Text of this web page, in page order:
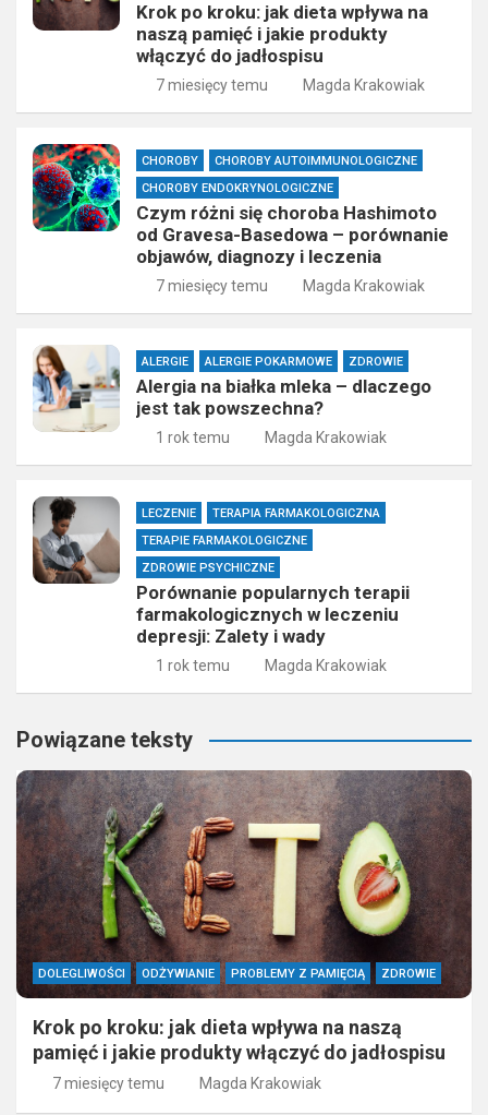
Krok po kroku: jak dieta wpływa na
naszą pamięć i jakie produkty
włączyć do jadłospisu
7 miesięcy temu Magda Krakowiak
CHOROBY
CHOROBY AUTOIMMUNOLOGICZNE
CHOROBY ENDOKRYNOLOGICZNE
Czym różni się choroba Hashimoto
od Gravesa-Basedowa – porównanie
objawów, diagnozy i leczenia
7 miesięcy temu Magda Krakowiak
ALERGIE ALERGIE POKARMOWE ZDROWIE
Alergia na białka mleka – dlaczego
jest tak powszechna?
1 rok temu Magda Krakowiak
LECZENIE
TERAPIA FARMAKOLOGICZNA
TERAPIE FARMAKOLOGICZNE
ZDROWIE PSYCHICZNE
Porównanie popularnych terapii
farmakologicznych w leczeniu
depresji: Zalety i wady
1 rok temu Magda Krakowiak
Powiązane teksty
DOLEGLIWOŚCI ODŻYWIANIE PROBLEMY Z PAMIĘCIĄ ZDROWIE
Krok po kroku: jak dieta wpływa na naszą
pamięć i jakie produkty włączyć do jadłospisu
7 miesięcy temu Magda Krakowiak